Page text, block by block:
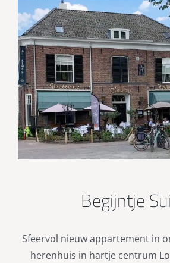
Begijntje
Sfeervol nieuw appartement in
herenhuis in hartje centrum